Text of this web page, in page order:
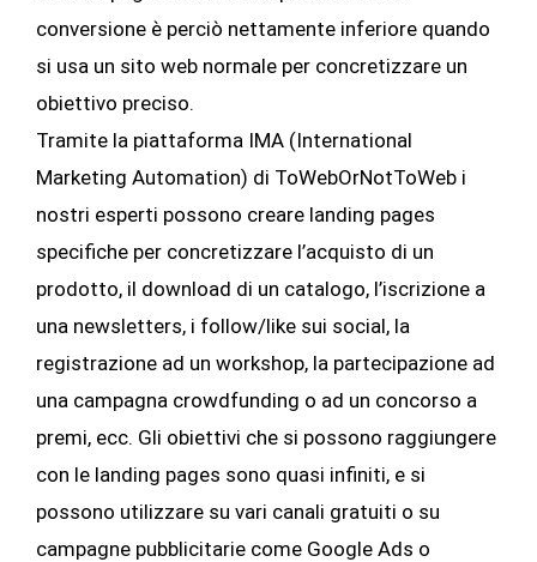
conversione è perciò nettamente inferiore quando
si usa un sito web normale per concretizzare un
obiettivo preciso.
Tramite la piattaforma IMA (International
Marketing Automation) di ToWebOrNotToWeb i
nostri esperti possono creare landing pages
specifiche per concretizzare l’acquisto di un
prodotto, il download di un catalogo, l’iscrizione a
una newsletters, i follow/like sui social, la
registrazione ad un workshop, la partecipazione ad
una campagna crowdfunding o ad un concorso a
premi, ecc. Gli obiettivi che si possono raggiungere
con le landing pages sono quasi infiniti, e si
possono utilizzare su vari canali gratuiti o su
campagne pubblicitarie come Google Ads o